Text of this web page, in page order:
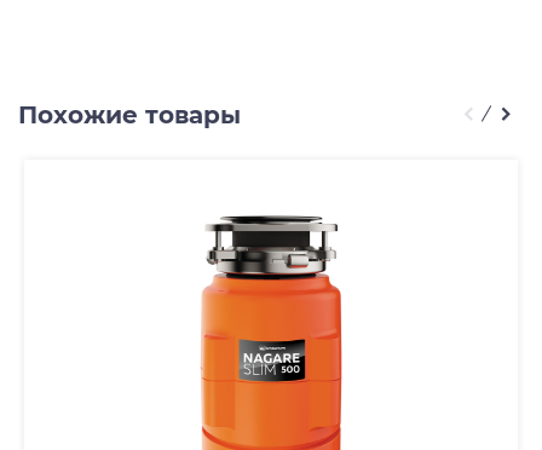
Похожие товары